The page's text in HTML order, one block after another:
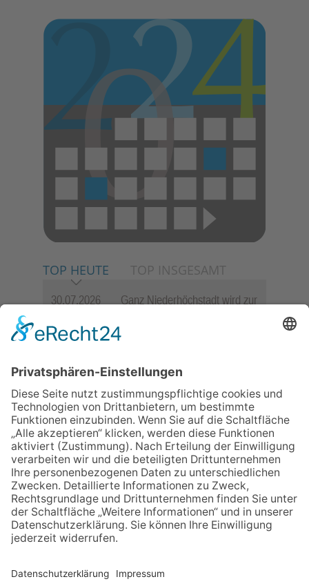
TOP HEUTE TOP INSGESAMT
30.07.2026
Ganz Niederhöchstadt wird zur
06.08.2026
Jugendchor Hochtaunus
Programm „Changes“
Sommerabend: Der Rettershof
lädt wieder zum Weinfest ein
06.08.2026
Hisamoto und Tölke begeistern
mit Werken von Walter
Wachsmuth
09.07.2026
Wasserampel steht auf Gelb:
Stadt ruft zum Wassersparen
auf